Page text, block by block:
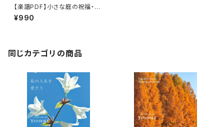
【楽譜PDF】小さな庭の祝福・ピ
アノソロ楽譜／"The Blessing
s of The Small Garden" Pe
¥990
同じカテゴリの商品